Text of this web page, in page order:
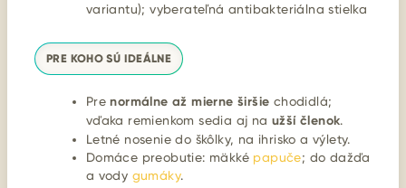
variantu); vyberateľná antibakteriálna stielka
PRE KOHO SÚ IDEÁLNE
Prenormálne až mierne širšie chodidlá;
vďaka remienkom sedia aj na užší členok.
Letné nosenie do škôlky, na ihrisko a výlety.
Domáce preobutie: mäkké papuče; do dažďa
a vody gumáky.